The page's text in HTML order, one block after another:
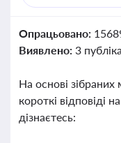
Опрацьовано:
Виявлено: 3
На основі
короткі відповіді
дізнаєтесь: